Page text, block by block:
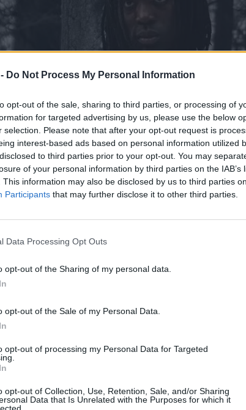
Do Not Process My Personal Information
opt-out of the sale, sharing to third parties, or processing of
for targeted advertising by us, please use the below
selection. Please note that after your opt-out request is
interest-based ads based on personal information utilized
to third parties prior to your opt-out. You may
of your personal information by third parties on the IAB’s
This information may also be disclosed by us to third parties
Participants that may further disclose it to other third parties.
Data Processing Opt Outs
opt-out of the Sharing of my personal data.
opt-out of the Sale of my Personal Data.
opt-out of processing my Personal Data for Targeted
opt-out of Collection, Use, Retention, Sale, and/or Sharing
Data that Is Unrelated with the Purposes for which it